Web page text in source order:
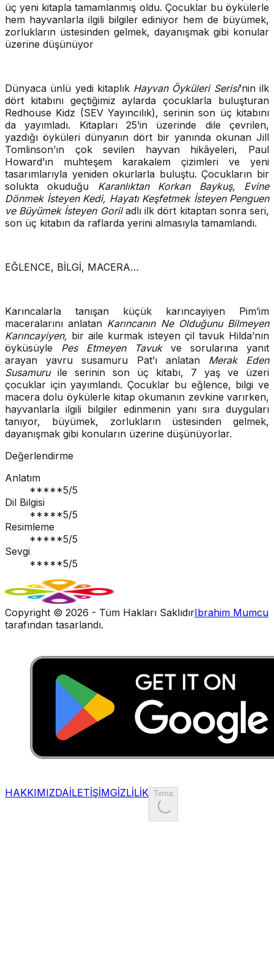
üç yeni kitapla tamamlanmış oldu. Çocuklar bu öykülerle
hem hayvanlarla ilgili bilgiler ediniyor hem de büyümek,
zorlukların üstesinden gelmek, dayanışmak gibi konular
üzerine düşünüyor
Dünyaca ünlü yedi kitaplık Hayvan Öyküleri Serisi’nin ilk
dört kitabını geçtiğimiz aylarda çocuklarla buluşturan
Redhouse Kidz (SEV Yayıncılık), serinin son üç kitabını
da yayımladı. Kitapları 25’in üzerinde dile çevrilen,
yazdığı öyküleri dünyanın dört bir yanında okunan Jill
Tomlinson’ın çok sevilen hayvan hikâyeleri, Paul
Howard’ın muhteşem karakalem çizimleri ve yeni
tasarımlarıyla yeniden okurlarla buluştu. Çocukların bir
solukta okuduğu Karanlıktan Korkan Baykuş, Evine
Dönmek İsteyen Kedi, Hayatı Keşfetmek İsteyen Penguen
ve Büyümek İsteyen Goriladlı ilk dört kitaptan sonra seri,
son üç kitabın da raflarda yerini almasıyla tamamlandı.
EĞLENCE, BİLGİ, MACERA…
Karıncalarla tanışan küçük karıncayiyen Pim’im
maceralarını anlatan Karıncanın Ne Olduğunu Bilmeyen
Karıncayiyen, bir aile kurmak isteyen çil tavuk Hilda’nın
öyküsüyle Pes Etmeyen Tavuk ve sorularına yanıt
arayan yavru susamuru Pat’ı anlatan Merak Eden
Susamuru ile serinin son üç kitabı, 7 yaş ve üzeri
çocuklar için yayımlandı. Çocuklar bu eğlence, bilgi ve
macera dolu öykülerle kitap okumanın zevkine varırken,
hayvanlarla ilgili bilgiler edinmenin yanı sıra duyguları
tanıyor, büyümek, zorlukların üstesinden gelmek,
dayanışmak gibi konuların üzerine düşünüyorlar.
Değerlendirme
Anlatım
*****5/5
Dil Bilgisi
*****5/5
Resimleme
*****5/5
Sevgi
*****5/5
Copyright © 2026 - Tüm Hakları SaklıdırIbrahim Mumcu
tarafından tasarlandı.
HAKKIMIZDAİLETİŞİMGİZLİLİK Tema